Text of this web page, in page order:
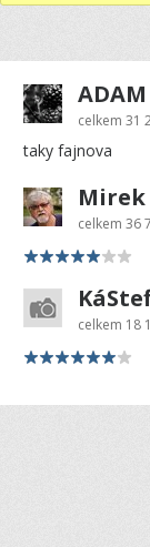
celkem 31
taky fajnova
Mirek
celkem 36
celkem 18